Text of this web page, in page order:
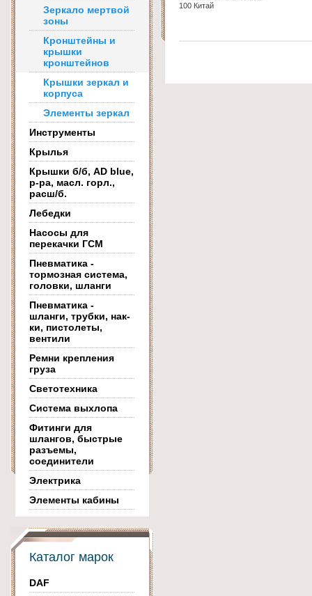
Зеркало мертвой
зоны
Кронштейны и
крышки
кронштейнов
Крышки зеркал и
корпуса
Элементы зеркал
Инструменты
Крылья
Крышки б/б, AD blue,
р-ра, масл. горл.,
расш/б.
Лебедки
Насосы для
перекачки ГСМ
Пневматика -
тормозная система,
головки, шланги
Пневматика -
шланги, трубки, нак-
ки, пистолеты,
вентили
Ремни крепления
груза
Светотехника
Система выхлопа
Фитинги для
шлангов, быстрые
разъемы,
соединители
Электрика
Элементы кабины
Каталог марок
DAF
100 Китай